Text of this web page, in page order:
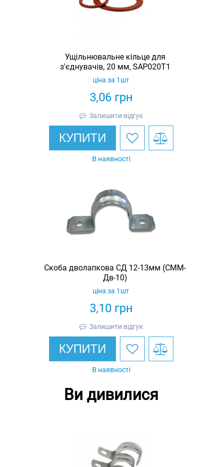
Ущільнювальне кільце для
з'єднувачів, 20 мм, SAP020T1
3,06грн
ціна за 1шт
Залишити відгук
КУПИТИ
В наявності
Скоба дволапкова СД 12-13мм (СММ-
Дв-10)
3,10грн
ціна за 1шт
Залишити відгук
КУПИТИ
В наявності
Ви дивилися